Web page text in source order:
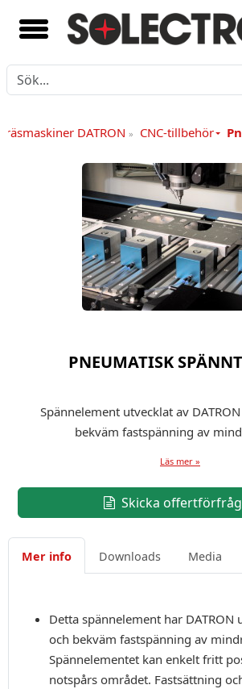
fräsmaskiner DATRON » CNC-tillbehör
PNEUMATISK
Spännelement utvecklat av
bekväm fastspänning av
Läs mer »
Skicka
Mer info Downloads Media
Detta spännelement har DATRON
och bekväm fastspänning av
Spännelementet kan enkelt fritt
notspårs området. Fastsättning